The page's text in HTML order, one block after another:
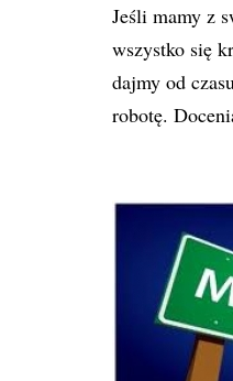
Jeśli mamy z
wszystko się
dajmy od
robotę.